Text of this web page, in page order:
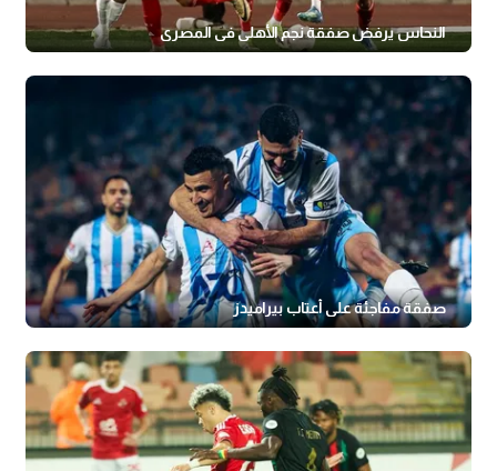
النحاس يرفض صفقة نجم الأهلي في المصري
صفقة مفاجئة على أعتاب بيراميدز